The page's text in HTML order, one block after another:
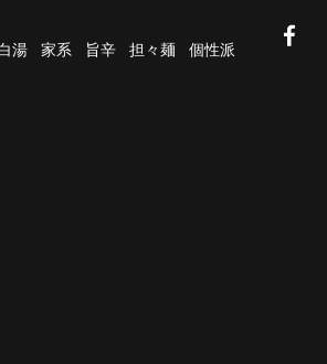
湯 家系 旨辛 担々麺
個性派